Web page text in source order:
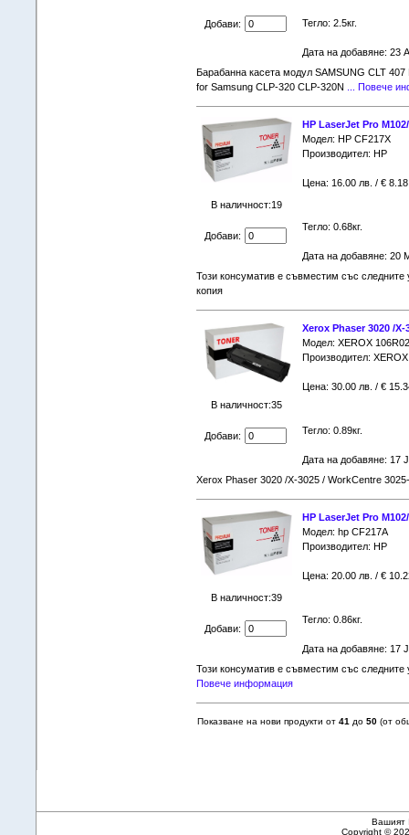
Добави: Тегло: 2.5кг.
Дата на добавяне: 23
Барабанна касета модул SAMSUNG CLT
for Samsung CLP-320 CLP-320N ... Повече
В наличност:19
Добави:
HP LaserJet Pro
Модел: HP CF217X
Производител: HP
Цена: 16.00 лв. / € 8.18
Тегло: 0.68кг.
Дата на добавяне: 20
Този консуматив е съвместим със
копия
В наличност:35
Добави:
Xerox Phaser 3020 /X-
Модел: XEROX
Производител: XEROX
Цена: 30.00 лв. / €
Тегло: 0.89кг.
Дата на добавяне: 17
Xerox Phaser 3020 /X-3025 / WorkCentre
В наличност:39
Добави:
HP LaserJet Pro
Модел: hp CF217A
Производител: HP
Цена: 20.00 лв. / €
Тегло: 0.86кг.
Дата на добавяне: 17
Този консуматив е съвместим със
Повече информация
Показване на нови продукти от 41 до 50(от
Вашият
Copyright ©